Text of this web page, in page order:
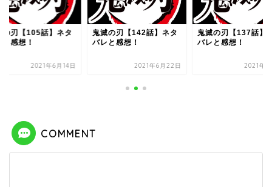
の刃【105話】ネタ
と感想！
2021年6月14日
鬼滅の刃【142話】ネタ
バレと感想！
2021年6月22日
鬼滅の刃【137話】
バレと感想！
2021年6
COMMENT